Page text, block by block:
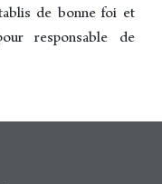
de bonne foi et
responsable de